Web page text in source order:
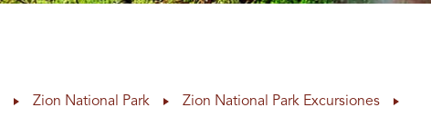
Zion National Park Zion National Park Excursiones